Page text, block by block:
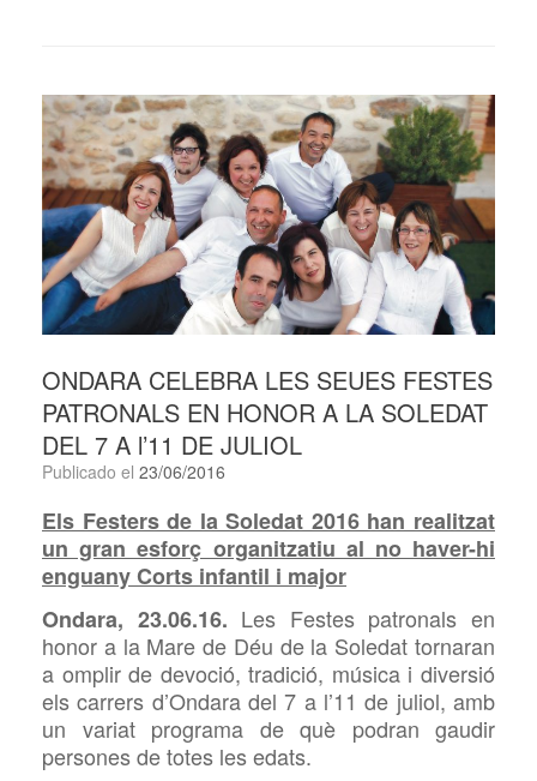
ONDARA CELEBRA LES SEUES FESTES
PATRONALS EN HONOR A LA SOLEDAT
DEL 7 A l’11 DE JULIOL
Publicado el 23/06/2016
Els Festers de la Soledat 2016 han realitzat
un gran esforç organitzatiu al no haver-hi
enguany Corts infantil i major
Ondara, 23.06.16. Les Festes patronals en
honor a la Mare de Déu de la Soledat tornaran
a omplir de devoció, tradició, música i diversió
els carrers d’Ondara del 7 a l’11 de juliol, amb
un variat programa de què podran gaudir
persones de totes les edats.